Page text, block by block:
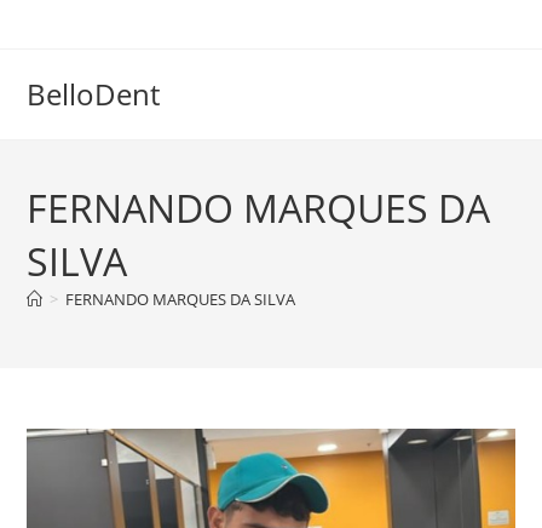
BelloDent
FERNANDO MARQUES DA
SILVA
> FERNANDO MARQUES DA SILVA